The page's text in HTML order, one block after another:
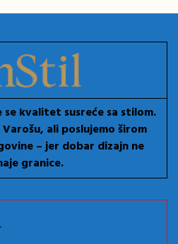
se kvalitet susreće sa stilom.
ali poslujemo širom
– jer dobar dizajn ne
granice.